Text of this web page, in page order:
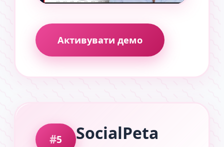
Активувати демо
5 SocialPeta